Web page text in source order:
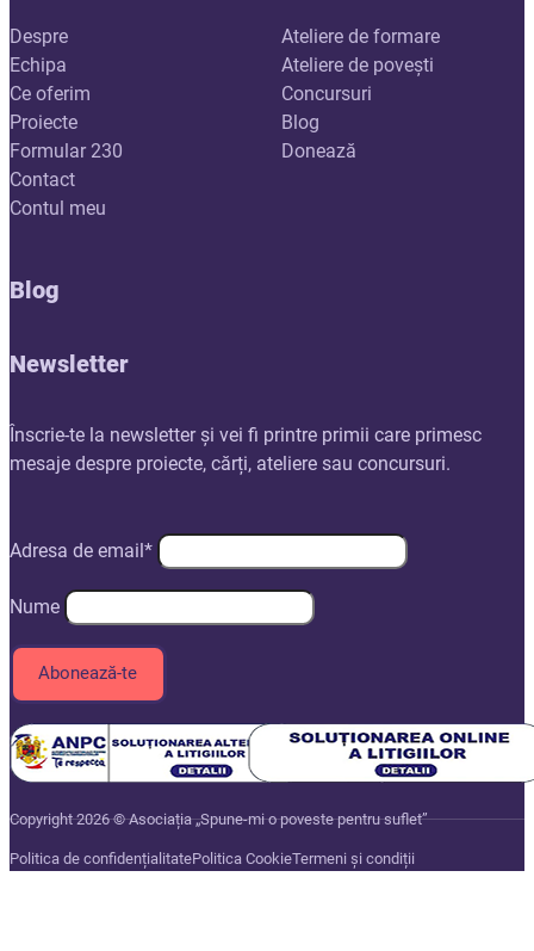
Despre
Echipa
Ce oferim
Proiecte
Formular 230
Contact
Contul meu
Ateliere de formare
Ateliere de povești
Concursuri
Blog
Donează
Blog
Newsletter
Înscrie-te la newsletter și vei fi printre primii care primesc
mesaje despre proiecte, cărți, ateliere sau concursuri.
Adresa de email*
Nume
Copyright 2026 © Asociația „Spune-mi o poveste pentru suflet”
Politica de confidențialitatePolitica CookieTermeni și condiții